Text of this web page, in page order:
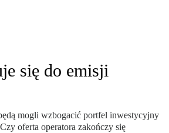
się do emisji
mogli wzbogacić portfel inwestycyjny
oferta operatora zakończy się